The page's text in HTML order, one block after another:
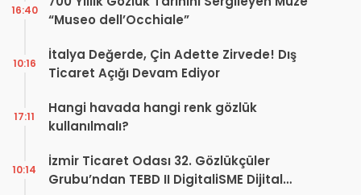
“Museo dell’Occhiale”
16:40
İtalya Değerde, Çin Adette Zirvede! Dış
Ticaret Açığı Devam Ediyor
10:16
Hangi havada hangi renk gözlük
kullanılmalı?
17:11
İzmir Ticaret Odası 32. Gözlükçüler
Grubu’ndan TEBD II DigitaliSME Dijital
10:14